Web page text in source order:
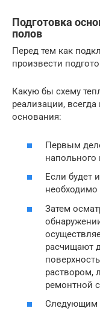
Подготовка
полов
Перед тем как
произвести
Какую бы схему
реализации,
основания:
Первым
напольного
Если будет
необходимо
Затем
расчищают
раствором,
ремонтной
Следующим